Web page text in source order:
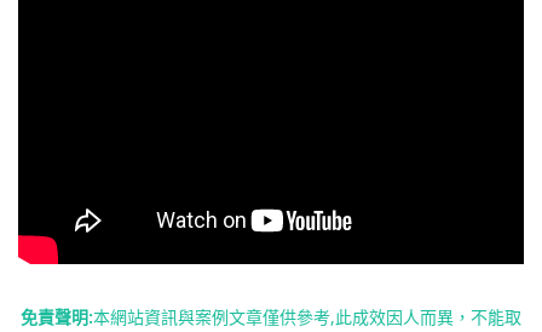
免責聲明:本網站資訊與案例文章僅供參考,此成效因人而異，不能取